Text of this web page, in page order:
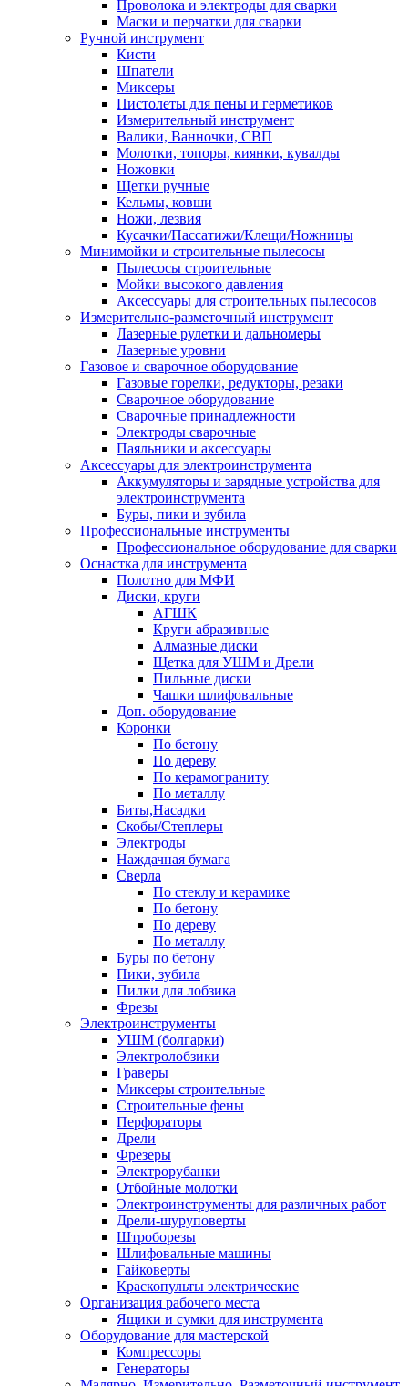
Проволока и электроды для сварки
Маски и перчатки для сварки
Ручной инструмент
Кисти
Шпатели
Миксеры
Пистолеты для пены и герметиков
Измерительный инструмент
Валики, Ванночки, СВП
Молотки, топоры, киянки, кувалды
Ножовки
Щетки ручные
Кельмы, ковши
Ножи, лезвия
Кусачки/Пассатижи/Клещи/Ножницы
Минимойки и строительные пылесосы
Пылесосы строительные
Мойки высокого давления
Аксессуары для строительных пылесосов
Измерительно-разметочный инструмент
Лазерные рулетки и дальномеры
Лазерные уровни
Газовое и сварочное оборудование
Газовые горелки, редукторы, резаки
Сварочное оборудование
Сварочные принадлежности
Электроды сварочные
Паяльники и аксессуары
Аксессуары для электроинструмента
Аккумуляторы и зарядные устройства для
электроинструмента
Буры, пики и зубила
Профессиональные инструменты
Профессиональное оборудование для сварки
Оснастка для инструмента
Полотно для МФИ
Диски, круги
АГШК
Круги абразивные
Алмазные диски
Щетка для УШМ и Дрели
Пильные диски
Чашки шлифовальные
Доп. оборудование
Коронки
По бетону
По дереву
По керамограниту
По металлу
Биты,Насадки
Скобы/Степлеры
Электроды
Наждачная бумага
Сверла
По стеклу и керамике
По бетону
По дереву
По металлу
Буры по бетону
Пики, зубила
Пилки для лобзика
Фрезы
Электроинструменты
УШМ (болгарки)
Электролобзики
Граверы
Миксеры строительные
Строительные фены
Перфораторы
Дрели
Фрезеры
Электрорубанки
Отбойные молотки
Электроинструменты для различных работ
Дрели-шуруповерты
Штроборезы
Шлифовальные машины
Гайковерты
Краскопульты электрические
Организация рабочего места
Ящики и сумки для инструмента
Оборудование для мастерской
Компрессоры
Генераторы